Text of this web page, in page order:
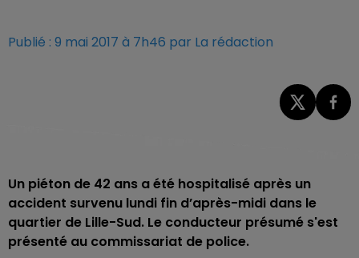
Publié : 9 mai 2017 à 7h46 par La rédaction
Un piéton de 42 ans a été hospitalisé après un
accident survenu lundi fin d’après-midi dans le
quartier de Lille-Sud. Le conducteur présumé s'est
présenté au commissariat de police.